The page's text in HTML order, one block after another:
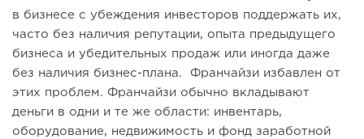
в бизнесе с убеждения инвесторов поддержать их,
часто без наличия репутации, опыта предыдущего
бизнеса и убедительных продаж или иногда даже
без наличия бизнес-плана. Франчайзи избавлен от
этих проблем. Франчайзи обычно вкладывают
деньги в одни и те же области: инвентарь,
оборудование, недвижимость и фонд заработной